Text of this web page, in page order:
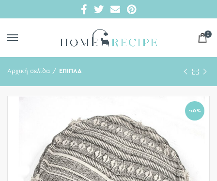
0
Αρχική σελίδα ΕΠΙΠΛΑ
-10%